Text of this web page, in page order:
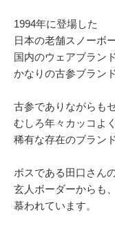
1994年に登場した
日本の老舗スノーボ
国内のウェアブラン
かなりの古参ブランド
古参でありながらも
むしろ年々カッコよ
稀有な存在のブランド
ボスである田口さん
玄人ボーダーからも
慕われています。